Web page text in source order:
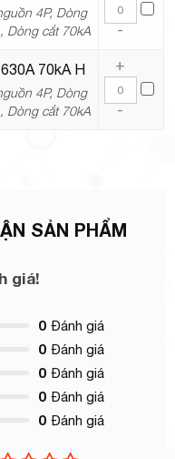
4P, Dòng
Dòng cắt 70kA
-
70kA H
4P, Dòng
Dòng cắt 70kA
+
-
SẢN PHẨM
giá!
0 Đánh giá
0 Đánh giá
0 Đánh giá
0 Đánh giá
0 Đánh giá